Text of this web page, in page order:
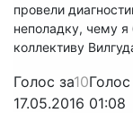
провели
неполадку, чему
коллективу
Голос за10
17.05.2016 01:08